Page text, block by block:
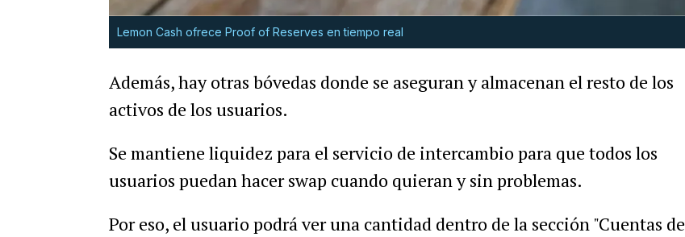
Lemon Cash ofrece Proof of Reserves en tiempo real
Además, hay otras bóvedas donde se aseguran y almacenan el resto de los
activos de los usuarios.
Se mantiene liquidez para el servicio de intercambio para que todos los
usuarios puedan hacer swap cuando quieran y sin problemas.
Por eso, el usuario podrá ver una cantidad dentro de la sección "Cuentas de